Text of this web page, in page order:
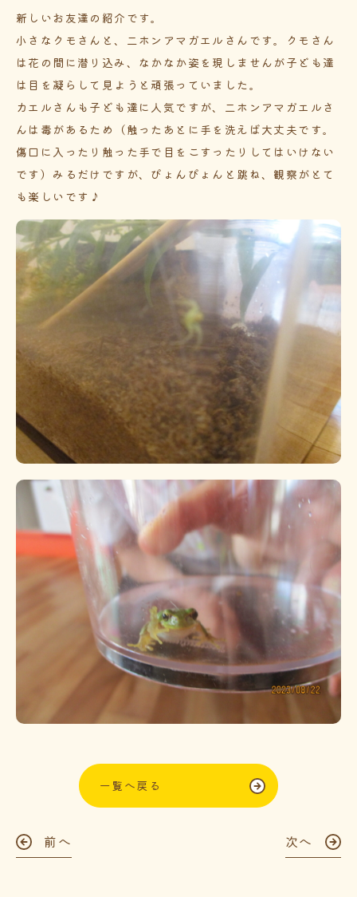
新しいお友達の紹介です。
小さなクモさんと、二ホンアマガエルさんです。クモさん
は花の間に潜り込み、なかなか姿を現しませんが子ども達
は目を凝らして見ようと頑張っていました。
カエルさんも子ども達に人気ですが、二ホンアマガエルさ
んは毒があるため（触ったあとに手を洗えば大丈夫です。
傷口に入ったり触った手で目をこすったりしてはいけない
です）みるだけですが、ぴょんぴょんと跳ね、観察がとて
も楽しいです♪
一覧へ戻る
前へ 次へ